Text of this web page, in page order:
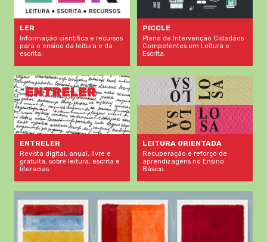
LER
Informação científica e recursos
para o ensino da leitura e da
escrita.
PICCLE
Plano de Intervenção Cidadãos
Competentes em Leitura e
Escrita.
ENTRELER
Revista digital, anual, livre e
gratuita, sobre leitura, escrita e
literacias.
LEITURA ORIENTADA
Recuperação e reforço de
aprendizagens no Ensino
Básico.